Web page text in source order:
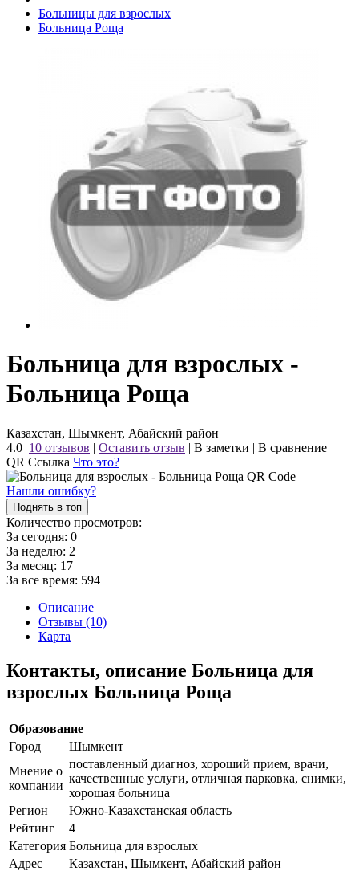
Больницы для взрослых
Больница Роща
Больница для взрослых -
Больница Роща
Казахстан, Шымкент, Абайский район
4.0 10 отзывов | Оставить отзыв | В заметки | В сравнение
QR Ссылка Что это?
Нашли ошибку?
Поднять в топ
Количество просмотров:
За сегодня: 0
За неделю: 2
За месяц: 17
За все время: 594
Описание
Отзывы (10)
Карта
Контакты, описание Больница для
взрослых Больница Роща
Образование
Город
Шымкент
Мнение о
компании
поставленный диагноз, хороший прием, врачи,
качественные услуги, отличная парковка, снимки,
хорошая больница
Регион
Южно-Казахстанская область
Рейтинг
4
Категория Больница для взрослых
Адрес
Казахстан, Шымкент, Абайский район